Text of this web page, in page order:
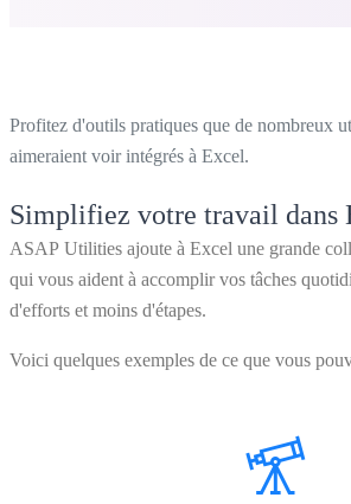
Profitez d'outils pratiques que de nombreux
aimeraient voir intégrés à Excel.
Simplifiez votre travail dans
ASAP Utilities ajoute à Excel une grande
qui vous aident à accomplir vos tâches
d'efforts et moins d'étapes.
Voici quelques exemples de ce que vous